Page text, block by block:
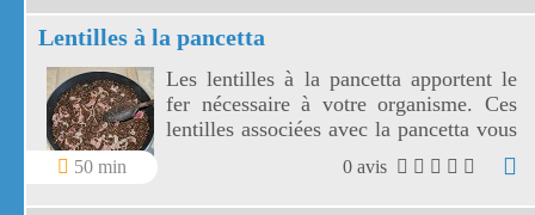
Lentilles à la pancetta
50 min
Les lentilles à la pancetta apportent le
fer nécessaire à votre organisme. Ces
lentilles associées avec la pancetta vous
amène directement sur l'île de beauté!
0 avis